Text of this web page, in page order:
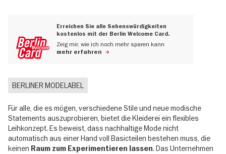
Erreichen Sie alle Sehenswürdigkeiten
kostenlos mit der Berlin Welcome Card.
Zeig mir, wie ich noch mehr sparen kann
mehr erfahren
BERLINER MODELABEL
Für alle, die es mögen, verschiedene Stile und neue modische
Statements auszuprobieren, bietet die Kleiderei ein flexibles
Leihkonzept. Es beweist, dass nachhaltige Mode nicht
automatisch aus einer Hand voll Basicteilen bestehen muss, die
keinen Raum zum Experimentieren lassen. Das Unternehmen